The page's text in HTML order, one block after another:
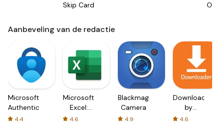
Skip Card Om
Aanbeveling van de redactie
Microsoft
Authenticator
4.4
Microsoft
Excel:
Spreadsheets
4.6
Blackmagic
Camera
4.9
Downloader
by
AFTVnews
4.6